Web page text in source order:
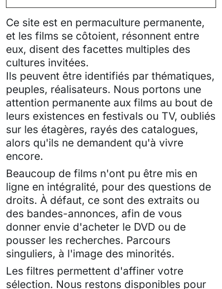
Ce site est en permaculture permanente,
et les films se côtoient, résonnent entre
eux, disent des facettes multiples des
cultures invitées.
Ils peuvent être identifiés par thématiques,
peuples, réalisateurs. Nous portons une
attention permanente aux films au bout de
leurs existences en festivals ou TV, oubliés
sur les étagères, rayés des catalogues,
alors qu'ils ne demandent qu'à vivre
encore.
Beaucoup de films n'ont pu être mis en
ligne en intégralité, pour des questions de
droits. À défaut, ce sont des extraits ou
des bandes-annonces, afin de vous
donner envie d'acheter le DVD ou de
pousser les recherches. Parcours
singuliers, à l'image des minorités.
Les filtres permettent d'affiner votre
sélection. Nous restons disponibles pour